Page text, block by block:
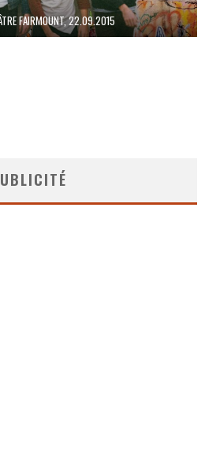
FAIRMOUNT, 22.09.2015